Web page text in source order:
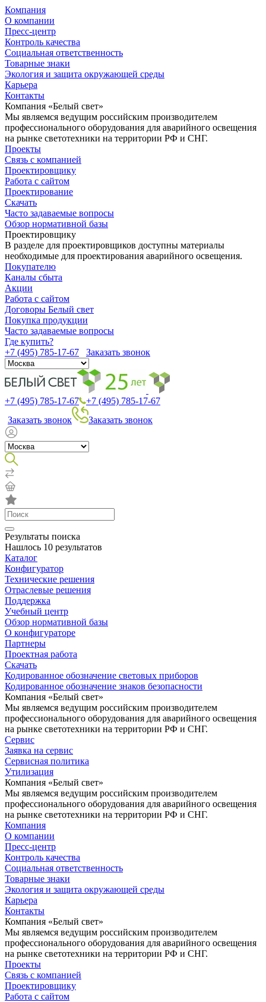
Компания
О компании
Пресс-центр
Контроль качества
Социальная ответственность
Товарные знаки
Экология и защита окружающей среды
Карьера
Контакты
Компания «Белый свет»
Мы являемся ведущим российским производителем
профессионального оборудования для аварийного освещения
на рынке светотехники на территории РФ и СНГ.
Проекты
Связь с компанией
Проектировщику
Работа с сайтом
Проектирование
Скачать
Часто задаваемые вопросы
Обзор нормативной базы
Проектировщику
В разделе для проектировщиков доступны материалы
необходимые для проектирования аварийного освещения.
Покупателю
Каналы сбыта
Акции
Работа с сайтом
Договоры Белый свет
Покупка продукции
Часто задаваемые вопросы
Где купить?
+7 (495) 785-17-67
Заказать звонок
+7 (495) 785-17-67
+7 (495) 785-17-67
Заказать звонок
Заказать звонок
Результаты поиска
Нашлось 10 результатов
Каталог
Конфигуратор
Технические решения
Отраслевые решения
Поддержка
Учебный центр
Обзор нормативной базы
О конфигураторе
Партнеры
Проектная работа
Скачать
Кодированное обозначение световых приборов
Кодированное обозначение знаков безопасности
Компания «Белый свет»
Мы являемся ведущим российским производителем
профессионального оборудования для аварийного освещения
на рынке светотехники на территории РФ и СНГ.
Сервис
Заявка на сервис
Сервисная политика
Утилизация
Компания «Белый свет»
Мы являемся ведущим российским производителем
профессионального оборудования для аварийного освещения
на рынке светотехники на территории РФ и СНГ.
Компания
О компании
Пресс-центр
Контроль качества
Социальная ответственность
Товарные знаки
Экология и защита окружающей среды
Карьера
Контакты
Компания «Белый свет»
Мы являемся ведущим российским производителем
профессионального оборудования для аварийного освещения
на рынке светотехники на территории РФ и СНГ.
Проекты
Связь с компанией
Проектировщику
Работа с сайтом